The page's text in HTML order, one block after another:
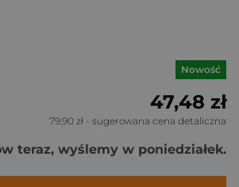
Nowość
47,48 zł
79,90 zł - sugerowana cena detaliczna
teraz, wyślemy w poniedziałek.